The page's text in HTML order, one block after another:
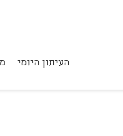
העיתון היומי